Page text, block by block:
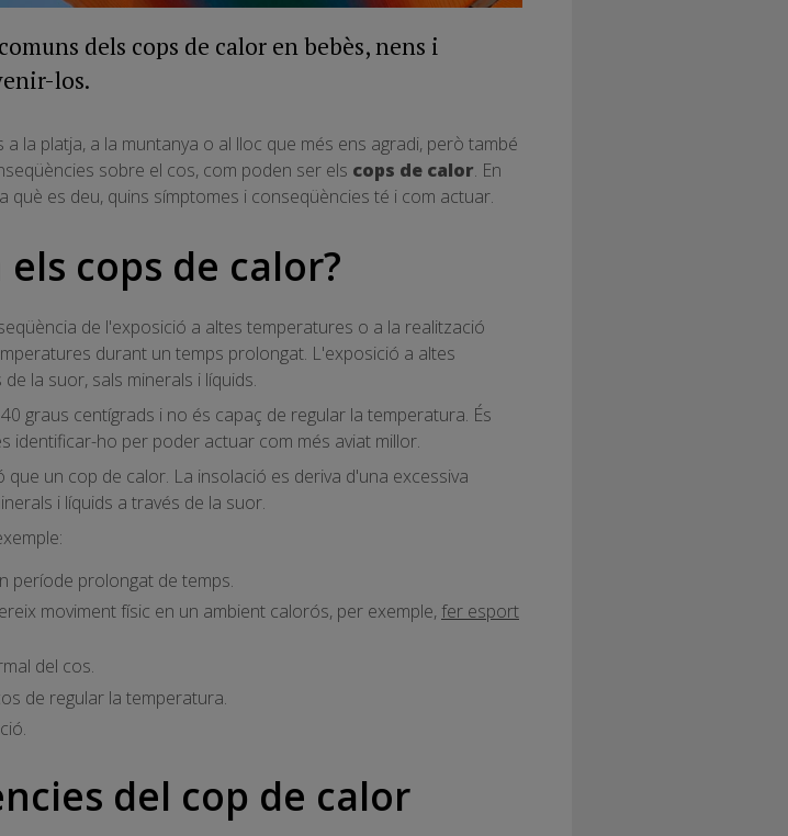
dels cops de calor en bebès, nens i
los.
la platja, a la muntanya o al lloc que més ens agradi, però també
sobre el cos, com poden ser els cops de calor. En
es deu, quins símptomes i conseqüències té i com actuar.
cops de calor?
de l'exposició a altes temperatures o a la realització
durant un temps prolongat. L'exposició a altes
la suor, sals minerals i líquids.
graus centígrads i no és capaç de regular la temperatura. És
identificar-ho per poder actuar com més aviat millor.
un cop de calor. La insolació es deriva d'una excessiva
i líquids a través de la suor.
període prolongat de temps.
moviment físic en un ambient calorós, per exemple,fer esport
del cos.
de regular la temperatura.
del cop de calor